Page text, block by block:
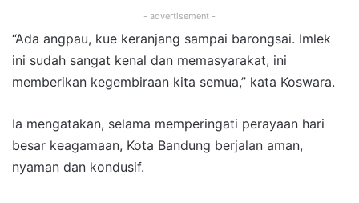
- advertisement -
“Ada angpau, kue keranjang sampai barongsai. Imlek
ini sudah sangat kenal dan memasyarakat, ini
memberikan kegembiraan kita semua,” kata Koswara.
Ia mengatakan, selama memperingati perayaan hari
besar keagamaan, Kota Bandung berjalan aman,
nyaman dan kondusif.